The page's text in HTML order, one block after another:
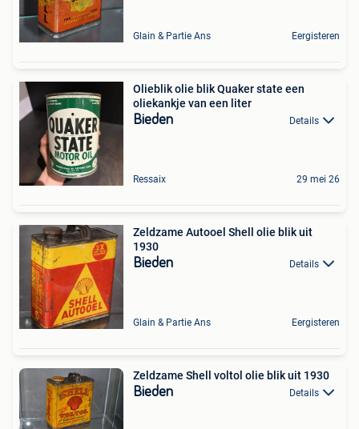
Glain & Partie Ans Eergisteren
Olieblik olie blik Quaker state een
oliekankje van een liter
Bieden Details
Ressaix 29 mei 26
Zeldzame Autooel Shell olie blik uit
1930
Bieden Details
Glain & Partie Ans Eergisteren
Zeldzame Shell voltol olie blik uit 1930
Bieden Details